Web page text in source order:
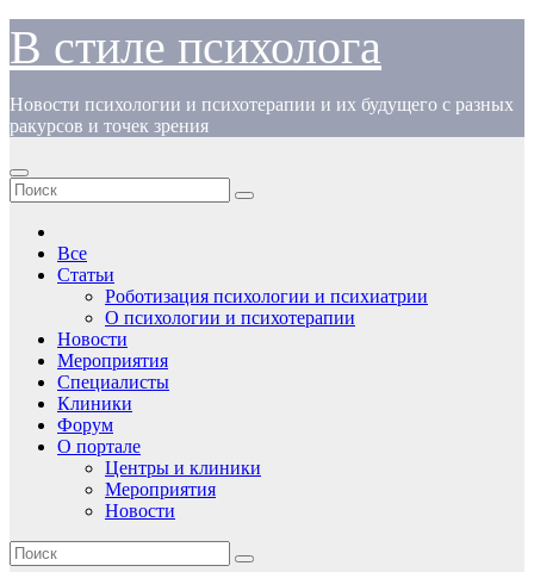
Перейти
содержимому
В стиле психолога
Новости психологии и психотерапии и их будущего с разных
ракурсов и точек зрения
Все
Статьи
Роботизация психологии и психиатрии
О психологии и психотерапии
Новости
Мероприятия
Специалисты
Клиники
Форум
О портале
Центры и клиники
Мероприятия
Новости